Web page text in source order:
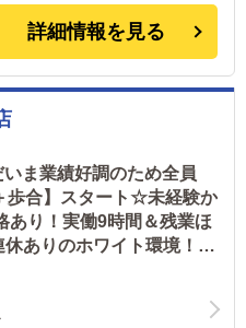
詳細情報を見る
いま業績好調のため全員
歩合】スタート☆未経験か
あり！実働9時間＆残業ほ
ありのホワイト環境！今